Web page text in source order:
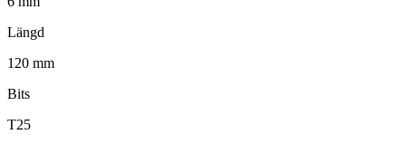
Längd
120 mm
Bits
T25